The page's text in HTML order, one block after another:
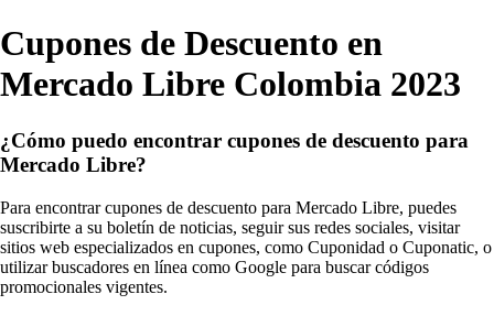
Cupones de Descuento en
Mercado Libre Colombia 2023
¿Cómo puedo encontrar cupones de descuento para
Mercado Libre?
Para encontrar cupones de descuento para Mercado Libre, puedes
suscribirte a su boletín de noticias, seguir sus redes sociales, visitar
sitios web especializados en cupones, como Cuponidad o Cuponatic, o
utilizar buscadores en línea como Google para buscar códigos
promocionales vigentes.